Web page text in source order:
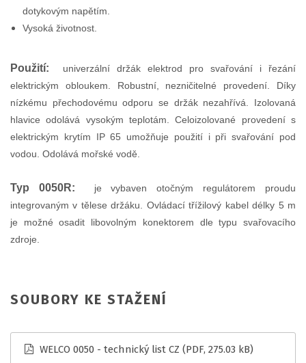
dotykovým napětím.
Vysoká životnost.
Použití:
univerzální držák elektrod pro svařování i řezání
elektrickým obloukem. Robustní, nezničitelné provedení. Díky
nízkému přechodovému odporu se držák nezahřívá. Izolovaná
hlavice odolává vysokým teplotám. Celoizolované provedení s
elektrickým krytím IP 65 umožňuje použití i při svařování pod
vodou. Odolává mořské vodě.
Typ 0050R:
je vybaven otočným regulátorem proudu
integrovaným v tělese držáku. Ovládací třížilový kabel délky 5 m
je možné osadit libovolným konektorem dle typu svařovacího
zdroje.
SOUBORY KE STAŽENÍ
WELCO 0050 - technický list CZ (PDF, 275.03 kB)